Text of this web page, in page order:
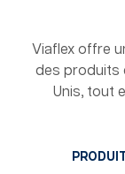
Viaflex offre
des produits
Unis, tout